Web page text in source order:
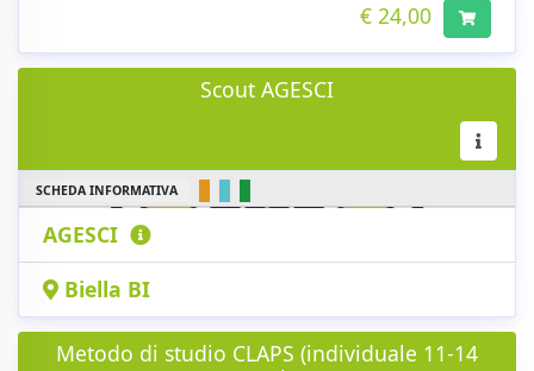
€ 24,00
Scout AGESCI
SCHEDA INFORMATIVA
AGESCI
Biella BI
Metodo di studio CLAPS (individuale 11-14